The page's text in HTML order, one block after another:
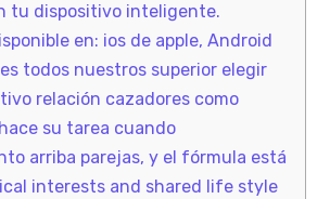
tu dispositivo inteligente.
en: ios de apple, Android
todos nuestros superior elegir
relación cazadores como
su tarea cuando
arriba parejas, y el fórmula está
interests and shared life style